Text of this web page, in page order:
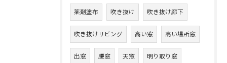
薬剤塗布 吹き抜け 吹き抜け廊下
吹き抜けリビング 高い窓 高い場所窓
出窓 腰窓 天窓 明り取り窓